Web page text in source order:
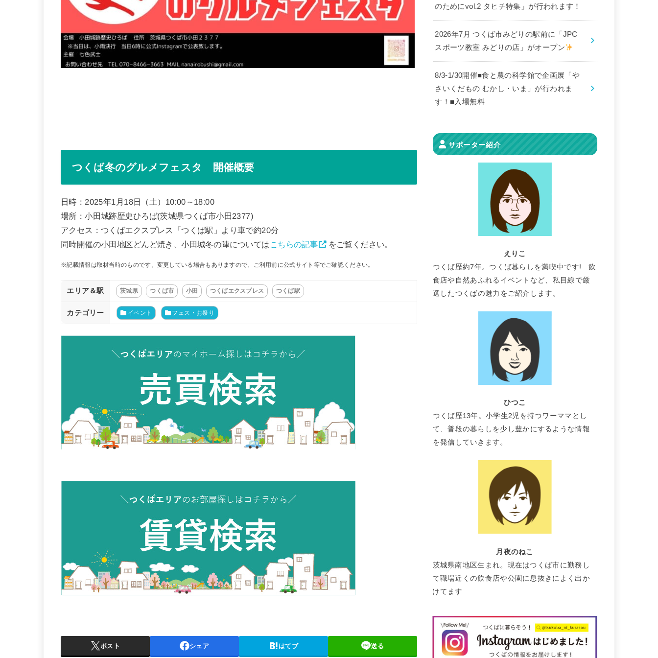
つくば冬のグルメフェスタ 開催概要
日時：2025年1月18日（土）10:00～18:00
場所：小田城跡歴史ひろば(茨城県つくば市小田2377)
アクセス：つくばエクスプレス「つくば駅」より車で約20分
同時開催の小田地区どんど焼き、小田城冬の陣については こちらの記事 をご覧ください。
※記載情報は取材当時のものです。変更している場合もありますので、ご利用前に公式サイト等でご確認ください。
エリア＆駅 茨城県 つくば市 小田 つくばエクスプレス つくば駅
カテゴリー イベント フェス・お祭り
ポスト シェア はてブ 送る
のためにvol.2 タヒチ特集」が行われます！
2026年7月 つくば市みどりの駅前に「JPC
スポーツ教室 みどりの店」がオープン
8/3-1/30開催■食と農の科学館で企画展「や
さいくだもの むかし・いま」が行われま
す！■入場無料
サポーター紹介
えりこ
つくば歴約7年。つくば暮らしを満喫中です! 飲
食店や自然あふれるイベントなど、私目線で厳
選したつくばの魅力をご紹介します。
ひつこ
つくば歴13年。小学生2児を持つワーママとし
て、普段の暮らしを少し豊かにするような情報
を発信していきます。
月夜のねこ
茨城県南地区生まれ。現在はつくば市に勤務し
て職場近くの飲食店や公園に息抜きによく出か
けてます